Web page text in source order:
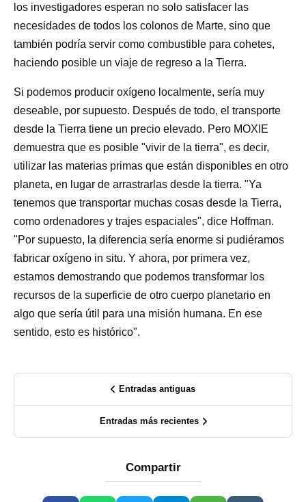
los investigadores esperan no solo satisfacer las
necesidades de todos los colonos de Marte, sino que
también podría servir como combustible para cohetes,
haciendo posible un viaje de regreso a la Tierra.
Si podemos producir oxígeno localmente, sería muy
deseable, por supuesto. Después de todo, el transporte
desde la Tierra tiene un precio elevado. Pero MOXIE
demuestra que es posible "vivir de la tierra", es decir,
utilizar las materias primas que están disponibles en otro
planeta, en lugar de arrastrarlas desde la tierra. "Ya
tenemos que transportar muchas cosas desde la Tierra,
como ordenadores y trajes espaciales", dice Hoffman.
"Por supuesto, la diferencia sería enorme si pudiéramos
fabricar oxígeno in situ. Y ahora, por primera vez,
estamos demostrando que podemos transformar los
recursos de la superficie de otro cuerpo planetario en
algo que sería útil para una misión humana. En ese
sentido, esto es histórico".
Entradas antiguas
Entradas más recientes
Compartir